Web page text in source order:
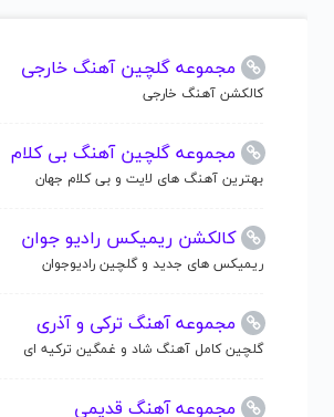
مجموعه گلچین آهنگ خارجی
کالکشن آهنگ خارجی
مجموعه گلچین آهنگ بی کلام
بهترین آهنگ های لایت و بی کلام جهان
کالکشن ریمیکس رادیو جوان
ریمیکس های جدید و گلچین رادیوجوان
مجموعه آهنگ ترکی و آذری
گلچین کامل آهنگ شاد و غمگین ترکیه ای
مجموعه آهنگ قدیمی